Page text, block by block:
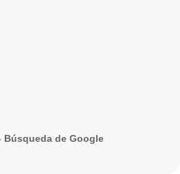
Búsqueda de Google